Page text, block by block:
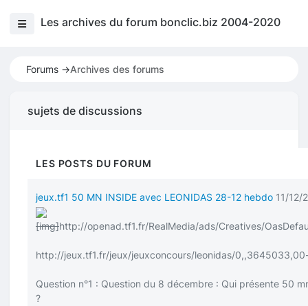
Les archives du forum bonclic.biz 2004-2020
Forums ->Archives des forums
sujets de discussions
LES POSTS DU FORUM
jeux.tf1 50 MN INSIDE avec LEONIDAS 28-12 hebdo 11/12/
[img]http://openad.tf1.fr/RealMedia/ads/Creatives/
http://jeux.tf1.fr/jeux/jeuxconcours/leonidas/
Question n°1 : Question du 8 décembre : Qui présente 50
?